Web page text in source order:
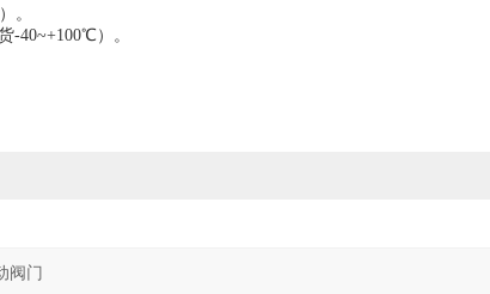
。
-40~+100℃）。